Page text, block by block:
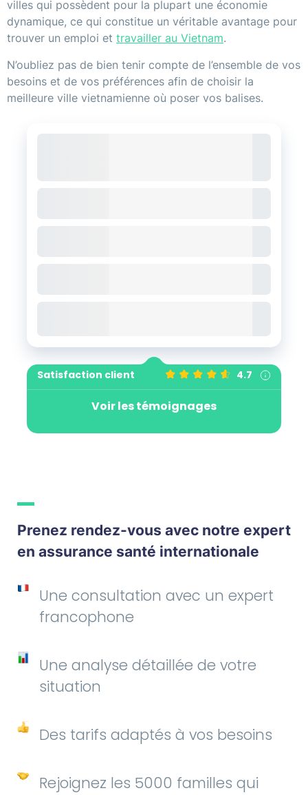
villes qui possèdent pour la plupart une économie
dynamique, ce qui constitue un véritable avantage pour
trouver un emploi et travailler au Vietnam.
N’oubliez pas de bien tenir compte de l’ensemble de vos
besoins et de vos préférences afin de choisir la
meilleure ville vietnamienne où poser vos balises.
Satisfaction client 4.7
Voir les témoignages
Prenez rendez-vous avec notre expert
en assurance santé internationale
Une consultation avec un expert
francophone
Une analyse détaillée de votre
situation
Des tarifs adaptés à vos besoins
Rejoignez les 5000 familles qui